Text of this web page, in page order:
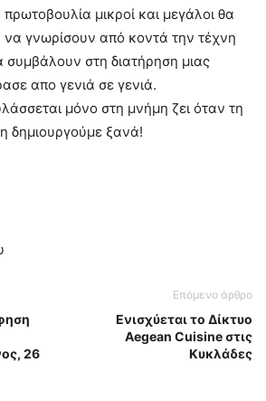
μικροί και μεγάλοι θα
να γνωρίσουν από κοντά την τέχνη
στη διατήρηση μιας
απο γενιά σε γενιά.
μόνο στη μνήμη ζει όταν τη
δημιουργούμε ξανά!
26
Επόμενο άρθρο
Ενισχύεται το Δίκτυο
Aegean Cuisine στις
Κυκλάδες